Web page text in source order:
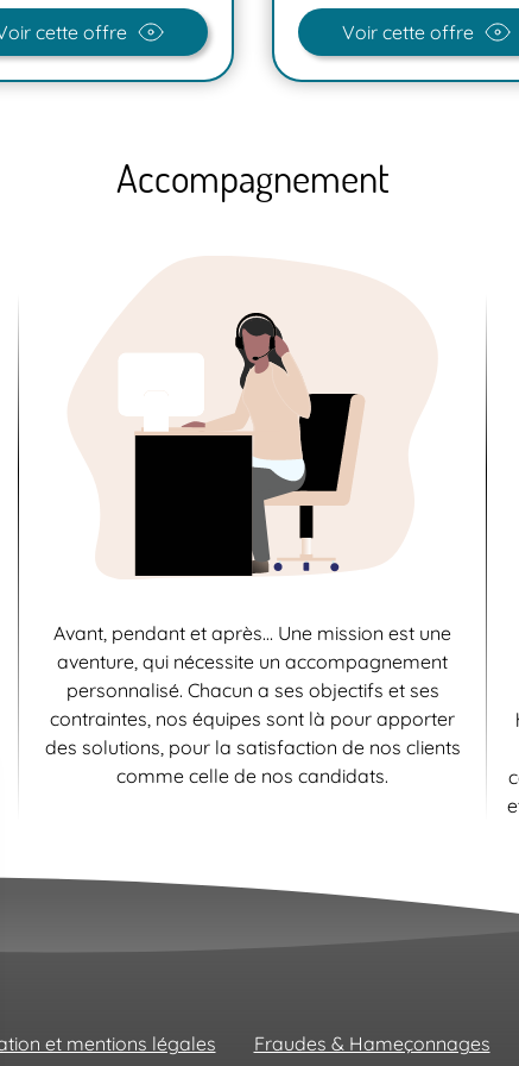
cette offre Voir cette offre
Accompagnement
Avant, pendant et après… Une mission est une
aventure, qui nécessite un accompagnement
personnalisé. Chacun a ses objectifs et ses
contraintes, nos équipes sont là pour apporter
des solutions, pour la satisfaction de nos clients
comme celle de nos candidats.
et mentions légales Fraudes & Hameçonnages